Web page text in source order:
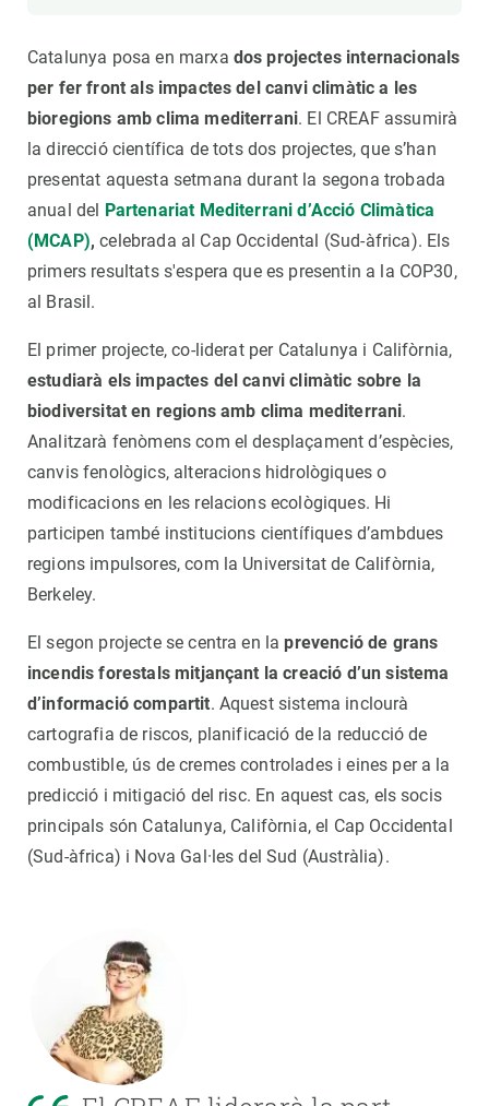
Catalunya posa en marxa dos projectes internacionals
per fer front als impactes del canvi climàtic a les
bioregions amb clima mediterrani. El CREAF assumirà
la direcció científica de tots dos projectes, que s’han
presentat aquesta setmana durant la segona trobada
anual del
Partenariat Mediterrani d’Acció Climàtica
(MCAP), celebrada al Cap Occidental (Sud-àfrica). Els
primers resultats s'espera que es presentin a la COP30,
al Brasil.
El primer projecte, co-liderat per Catalunya i Califòrnia,
estudiarà els impactes del canvi climàtic sobre la
biodiversitat en regions amb clima mediterrani.
Analitzarà fenòmens com el desplaçament d’espècies,
canvis fenològics, alteracions hidrològiques o
modificacions en les relacions ecològiques. Hi
participen també institucions científiques d’ambdues
regions impulsores, com la Universitat de Califòrnia,
Berkeley.
El segon projecte se centra en la prevenció de grans
incendis forestals mitjançant la creació d’un sistema
d’informació compartit. Aquest sistema inclourà
cartografia de riscos, planificació de la reducció de
combustible, ús de cremes controlades i eines per a la
predicció i mitigació del risc. En aquest cas, els socis
principals són Catalunya, Califòrnia, el Cap Occidental
(Sud-àfrica) i Nova Gal·les del Sud (Austràlia).